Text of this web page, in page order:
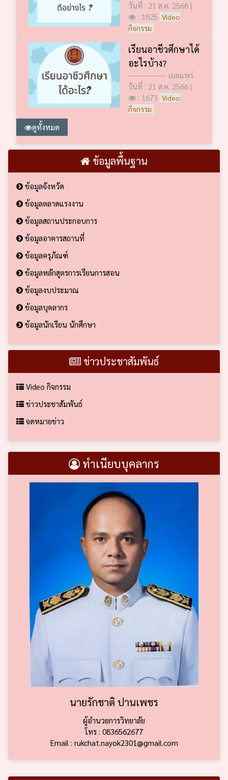
วันที่ : 21 ส.ค. 2566 |
: 1825 Video
กิจกรรม
เรียนอาชีวศึกษาได้
อะไรบ้าง?
--------------- เผยแพร่
วันที่ : 21 ส.ค. 2566 |
: 1673 Video
กิจกรรม
ดูทั้งหมด
ข้อมูลพื้นฐาน
ข้อมูลจังหวัด
ข้อมูลตลาดแรงงาน
ข้อมูลสถานประกอบการ
ข้อมูลอาคารสถานที่
ข้อมูลครุภัณฑ์
ข้อมูลหลักสูตรการเรียนการสอน
ข้อมูลงบประมาณ
ข้อมูลบุคลากร
ข้อมูลนักเรียน นักศึกษา
ข่าวประชาสัมพันธ์
Video กิจกรรม
ข่าวประชาสัมพันธ์
จดหมายข่าว
ทำเนียบบุคลากร
นายรักชาติ ปานเพชร
ผู้อำนวยการวิทยาลัย
โทร : 0836562677
Email : rukchat.nayok2301@gmail.com